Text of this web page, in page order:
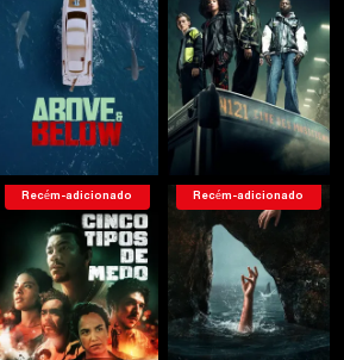
Recém-adicionado Recém-adicionado